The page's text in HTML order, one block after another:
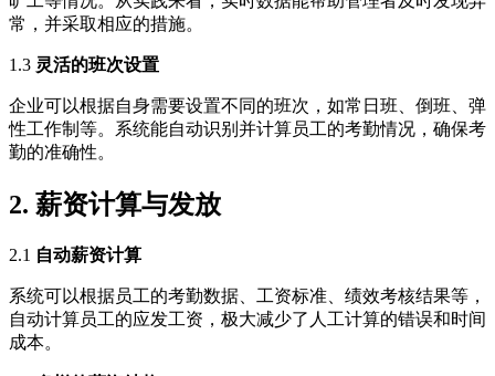
常，并采取相应的措施。
1.3 灵活的班次设置
企业可以根据自身需要设置不同的班次，如常日班、倒班、弹
性工作制等。系统能自动识别并计算员工的考勤情况，确保考
勤的准确性。
2. 薪资计算与发放
2.1 自动薪资计算
系统可以根据员工的考勤数据、工资标准、绩效考核结果等，
自动计算员工的应发工资，极大减少了人工计算的错误和时间
成本。